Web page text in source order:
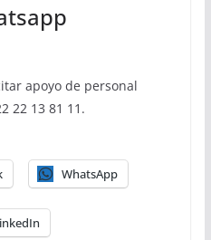
apoyo de personal
22 13 81 11.
WhatsApp